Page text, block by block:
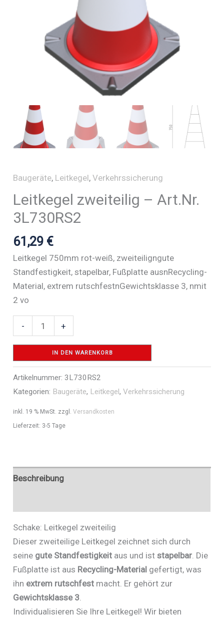
Baugeräte, Leitkegel,Verkehrssicherung
Leitkegel zweiteilig – Art.Nr.
3L730RS2
61,29 €
Leitkegel 750mm rot-weiß, zweiteiligngute
Standfestigkeit, stapelbar, Fußplatte ausnRecycling-
Material, extrem rutschfestnGewichtsklasse 3, nmit
2 vo
-
Leitkegel
zweiteilig
Art.Nr.
3L730RS2
Menge
+
IN DEN WARENKORB
Artikelnummer:3L730RS2
Kategorien: Baugeräte, Leitkegel,Verkehrssicherung
inkl. 19 % MwSt. zzgl.Versandkosten
Lieferzeit: 3-5 Tage
Beschreibung
Schake: Leitkegel zweiteilig
Dieser zweiteilige Leitkegel zeichnet sich durch
seine gute Standfestigkeit aus und iststapelbar. Die
Fußplatte ist aus Recycling-Material gefertigt, was
ihn extrem rutschfest macht. Er gehört zur
Gewichtsklasse 3.
Individualisieren Sie Ihre Leitkegel! Wir bieten